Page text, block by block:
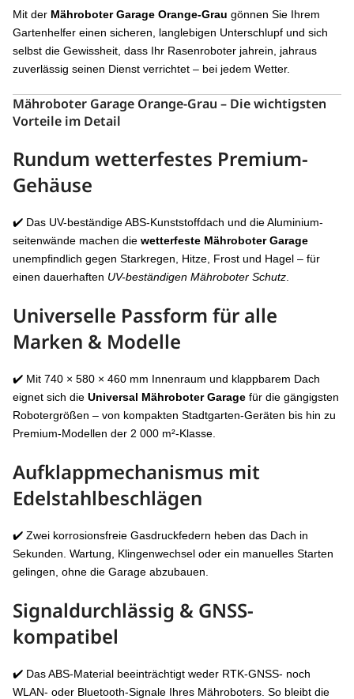
Mit der Mähroboter Garage Orange-Grau gönnen Sie Ihrem
Gartenhelfer einen sicheren, langlebigen Unterschlupf und sich
selbst die Gewissheit, dass Ihr Rasenroboter jahrein, jahraus
zuverlässig seinen Dienst verrichtet – bei jedem Wetter.
Mähroboter Garage Orange-Grau – Die wichtigsten
Vorteile im Detail
Rundum wetterfestes Premium-
Gehäuse
✔️ Das UV-beständige ABS-Kunststoffdach und die Aluminium­
seitenwände machen die wetterfeste Mähroboter Garage
unempfindlich gegen Starkregen, Hitze, Frost und Hagel – für
einen dauerhaften UV-beständigen Mähroboter Schutz
Universelle Passform für alle
Marken & Modelle
✔️ Mit 740 × 580 × 460 mm Innenraum und klappbarem Dach
eignet sich die Universal Mähroboter Garage für die gängigsten
Robotergrößen – von kompakten Stadtgarten-Geräten bis hin zu
Premium-Modellen der 2 000 m²-Klasse.
Aufklapp­mechanismus mit
Edelstahl­beschlägen
✔️ Zwei korrosionsfreie Gasdruckfedern heben das Dach in
Sekunden. Wartung, Klingenwechsel oder ein manuelles Starten
gelingen, ohne die Garage abzubauen.
Signaldurchlässig & GNSS-
kompatibel
✔️ Das ABS-Material beeinträchtigt weder RTK-GNSS- noch
WLAN- oder Bluetooth-Signale Ihres Mähroboters. So bleibt die